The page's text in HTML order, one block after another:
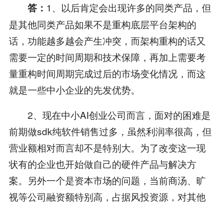
答： 1、以后肯定会出现许多的同类产品，但
是其他同类产品如果不是重构底层平台架构的
话，功能越多越会产生冲突，而架构重构的话又
需要一定的时间周期和技术保障，再加上需要考
量重构时间周期完成过后的市场变化情况，而这
就是一些中小企业的先发优势。
2、现在中小AI创业公司而言，面对的困难是
前期做sdk纯软件销售过多，虽然利润率很高，但
营业额相对而言却不是特别大。为了改变这一现
状有的企业也开始做自己的硬件产品与解决方
案。另外一个是资本市场的问题，当前商汤、旷
视等公司融资额特别高，占据风投资源，对其他